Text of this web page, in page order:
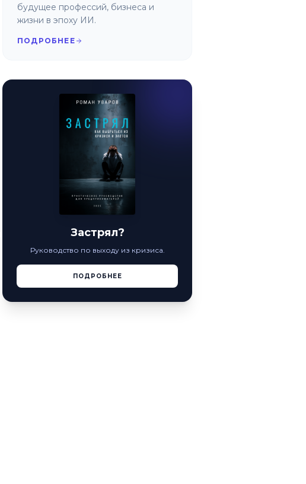
будущее профессий, бизнеса и
жизни в эпоху ИИ.
ПОДРОБНЕЕ
Застрял?
Руководство по выходу из кризиса.
ПОДРОБНЕЕ